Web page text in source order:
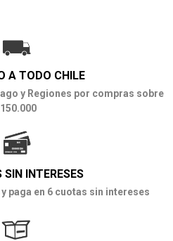
A TODO CHILE
y Regiones por compras sobre
SIN INTERESES
paga en 6 cuotas sin intereses